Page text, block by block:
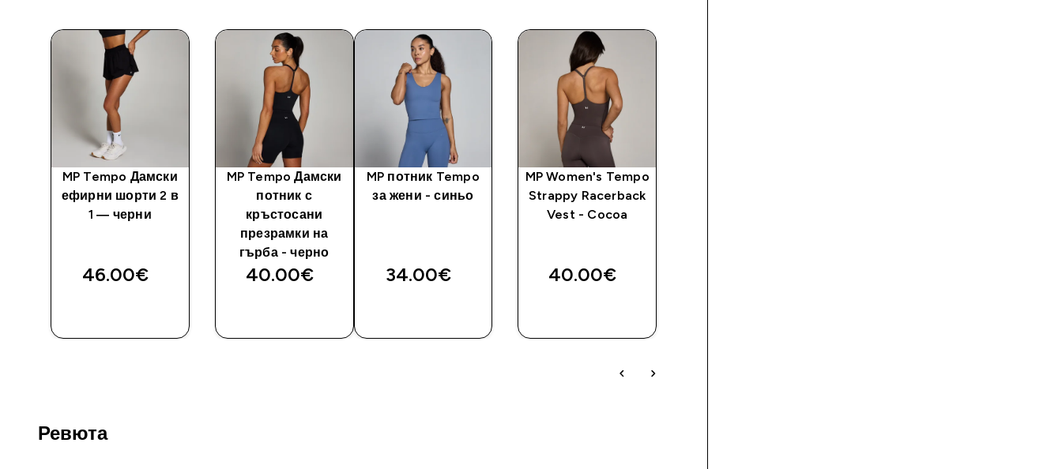
MP Tempo Дамски
ефирни шорти 2 в
1 — черни
46.00€‎
MP Tempo Дамски
потник с
кръстосани
презрамки на
гърба - черно
40.00€‎
MP потник Tempo
за жени - синьо
34.00€‎
MP Women's Tempo
Strappy Racerback
Vest - Cocoa
40.00€‎
Ревюта